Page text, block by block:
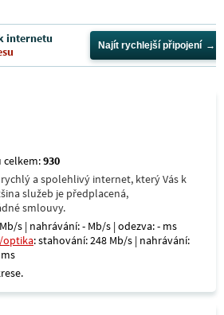
internetu
Najít rychlejší připojení
celkem:930
a spolehlivý internet, který Vás k
služeb je předplacená,
smlouvy.
s | nahrávání: - Mb/s | odezva: - ms
optika: stahování: 248 Mb/s | nahrávání: